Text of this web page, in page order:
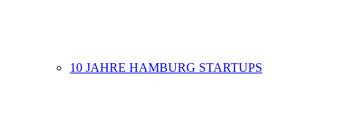
10 JAHRE HAMBURG STARTUPS